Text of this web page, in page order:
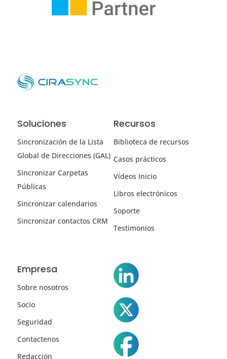
Soluciones
Sincronización de la Lista
Global de Direcciones (GAL)
Sincronizar Carpetas
Públicas
Sincronizar calendarios
Sincronizar contactos CRM
Recursos
Biblioteca de recursos
Casos prácticos
Vídeos Inicio
Libros electrónicos
Soporte
Testimonios
Empresa
Sobre nosotros
Socio
Seguridad
Contactenos
Redacción